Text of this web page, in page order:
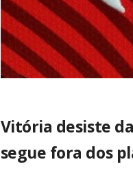
Vitória desiste
segue fora dos